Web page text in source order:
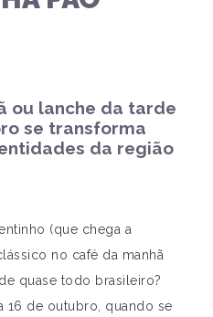
ou lanche da tarde
se transforma
da região
(que chega a
no café da manhã
quase todo brasileiro?
16 de outubro, quando se